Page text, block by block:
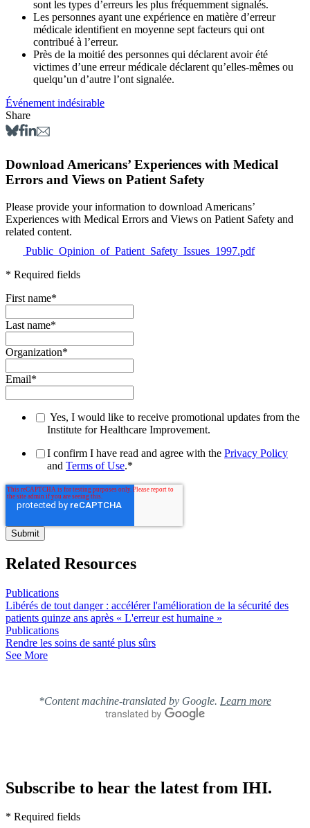
sont les types d’erreurs les plus fréquemment signalés.
Les personnes ayant une expérience en matière d’erreur
médicale identifient en moyenne sept facteurs qui ont
contribué à l’erreur.
Près de la moitié des personnes qui déclarent avoir été
victimes d’une erreur médicale déclarent qu’elles-mêmes ou
quelqu’un d’autre l’ont signalée.
Événement indésirable
Share
Download Americans’ Experiences with Medical
Errors and Views on Patient Safety
Please provide your information to download Americans’
Experiences with Medical Errors and Views on Patient Safety and
related content.
Public_Opinion_of_Patient_Safety_Issues_1997.pdf
* Required fields
First name*
Last name*
Organization*
Email*
Yes, I would like to receive promotional updates from the
Institute for Healthcare Improvement.
I confirm I have read and agree with the Privacy Policy
and Terms of Use.*
Related Resources
Publications
Libérés de tout danger : accélérer l'amélioration de la sécurité des
patients quinze ans après « L'erreur est humaine »
Publications
Rendre les soins de santé plus sûrs
See More
*Content machine-translated by Google. Learn more
Subscribe to hear the latest from IHI.
* Required fields